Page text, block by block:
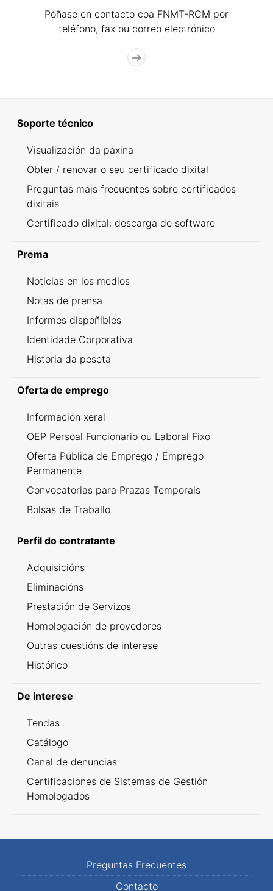
Póñase en contacto coa FNMT-RCM por
teléfono, fax ou correo electrónico
Soporte técnico
Visualización da páxina
Obter / renovar o seu certificado dixital
Preguntas máis frecuentes sobre certificados
dixitais
Certificado dixital: descarga de software
Prema
Noticias en los medios
Notas de prensa
Informes dispoñibles
Identidade Corporativa
Historia da peseta
Oferta de emprego
Información xeral
OEP Persoal Funcionario ou Laboral Fixo
Oferta Pública de Emprego / Emprego
Permanente
Convocatorias para Prazas Temporais
Bolsas de Traballo
Perfil do contratante
Adquisicións
Eliminacións
Prestación de Servizos
Homologación de provedores
Outras cuestións de interese
Histórico
De interese
Tendas
Catálogo
Canal de denuncias
Certificaciones de Sistemas de Gestión
Homologados
Preguntas Frecuentes
Contacto